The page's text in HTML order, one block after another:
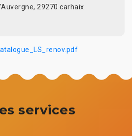
29270 carhaix
services